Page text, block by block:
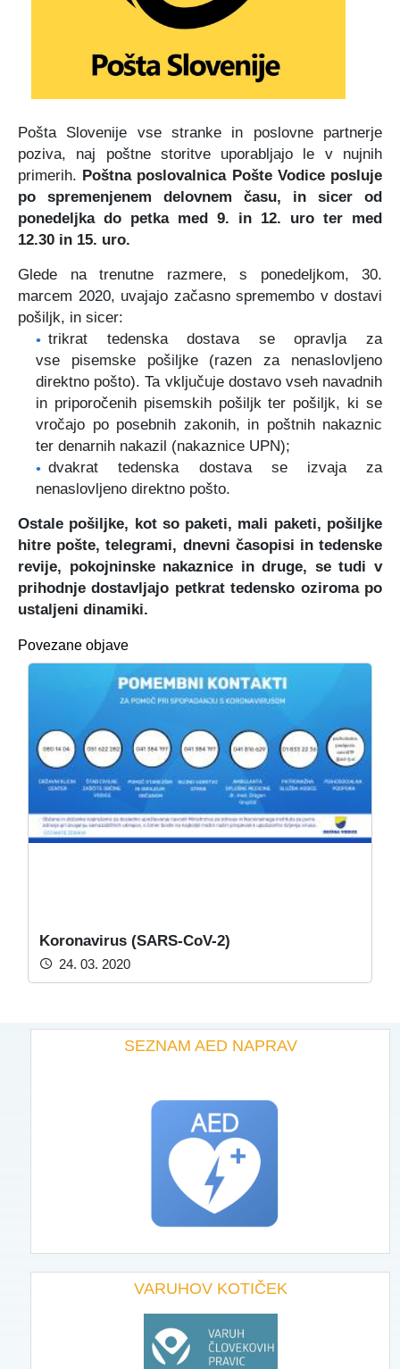
Pošta Slovenije vse stranke in poslovne partnerje
poziva, naj poštne storitve uporabljajo le v nujnih
primerih. Poštna poslovalnica Pošte Vodice posluje
po spremenjenem delovnem času, in sicer od
ponedeljka do petka med 9. in 12. uro ter med
12.30 in 15. uro.
Glede na trenutne razmere, s ponedeljkom, 30.
marcem 2020, uvajajo začasno spremembo v dostavi
pošiljk, in sicer:
trikrat tedenska dostava se opravlja za
vse pisemske pošiljke (razen za nenaslovljeno
direktno pošto). Ta vključuje dostavo vseh navadnih
in priporočenih pisemskih pošiljk ter pošiljk, ki se
vročajo po posebnih zakonih, in poštnih nakaznic
ter denarnih nakazil (nakaznice UPN);
dvakrat tedenska dostava se izvaja za
nenaslovljeno direktno pošto.
Ostale pošiljke, kot so paketi, mali paketi, pošiljke
hitre pošte, telegrami, dnevni časopisi in tedenske
revije, pokojninske nakaznice in druge, se tudi v
prihodnje dostavljajo petkrat tedensko oziroma po
ustaljeni dinamiki.
Povezane objave
Koronavirus (SARS-CoV-2)
24. 03. 2020
SEZNAM AED NAPRAV
VARUHOV KOTIČEK
Turistična ponudba
Lokalne volitve 2022
Predlogi predpisov v javni obravnavi
Javno podjetje Komunala Vodice, d.o.o.
Začasni zbirni center
RRA LUR (LAS Za mesto in vas)
Mediji o občini Vodice
Kopitarjev glas
Galerija slik
Štab Civilne zaščite Občine Vodice
Medobčinski inšpektorat in redarstvo